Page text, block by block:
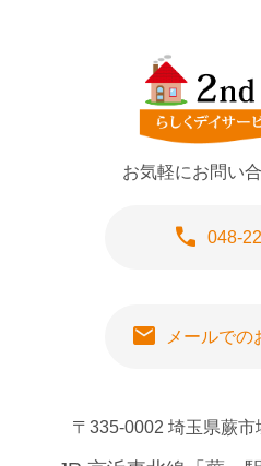
お気軽にお問い
call 048-
mail メールでの
〒335-0002 埼玉県蕨